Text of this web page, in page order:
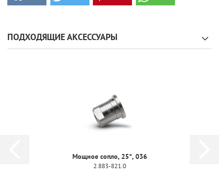
ПОДХОДЯЩИЕ АКСЕССУАРЫ
Мощное сопло, 25°, 036
2.883-821.0